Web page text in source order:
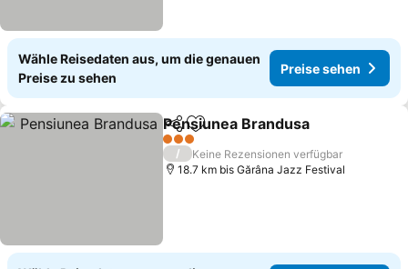
Wähle Reisedaten aus, um die genauen
Preise zu sehen
Preise sehen
TeilenZu Favoriten hinzufügen
Pensiunea Brandusa
3 Sterne
/
Keine Rezensionen verfügbar
18.7 km bis Gărâna Jazz Festival